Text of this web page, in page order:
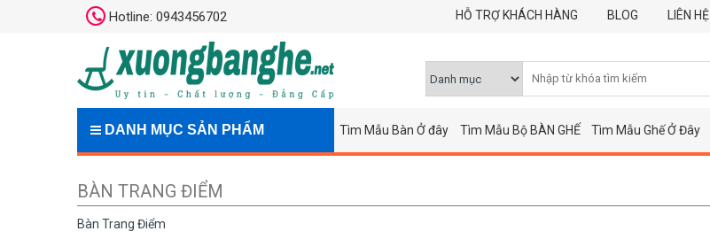
Hotline: 0943456702 HỖ TRỢ KHÁCH HÀNG BLOG LIÊN HỆ
DANH MỤC SẢN PHẨM Tìm Mẫu Bàn Ở đây Tìm Mẫu Bộ BÀN GHẾ Tìm Mẫu Ghế Ở Đây
BÀN TRANG ĐIỂM
Bàn Trang Điểm